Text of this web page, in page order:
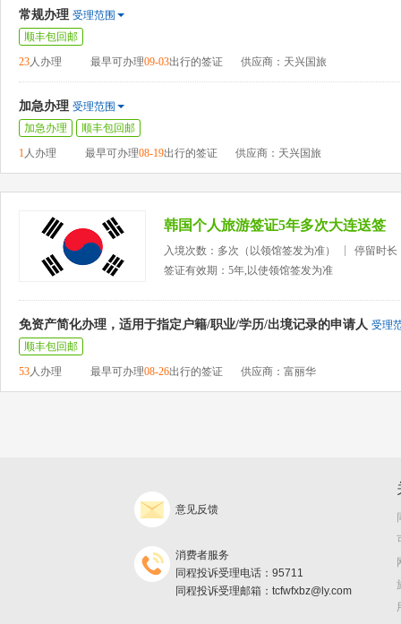
常规办理 受理范围
顺丰包回邮
23人办理 最早可办理09-03出行的签证 供应商：天兴国旅
加急办理 受理范围
加急办理
顺丰包回邮
1人办理 最早可办理08-19出行的签证 供应商：天兴国旅
韩国个人旅游签证5年多次大连送签
入境次数：多次（以领馆签发为准）
停留时长
签证有效期：5年,以使领馆签发为准
免资产简化办理，适用于指定户籍/职业/学历/出境记录的申请人 受理
顺丰包回邮
53人办理 最早可办理08-26出行的签证 供应商：富丽华
意见反馈
消费者服务
同程投诉受理电话：95711
同程投诉受理邮箱：tcfwfxbz@ly.com